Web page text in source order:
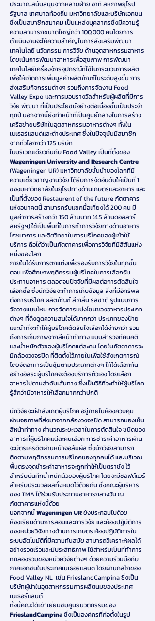
ประมาณสนับสนุนจากหลายฝ่าย อาทิ สหภาพยุโรป
รัฐบาล เทศบาลท้องถิ่น มหาวิทยาลัยและบริษัทเอกชน
ซึ่งเป็นสมาชิกสมาคม เป็นแหล่งบุคลากรซึ่งมีความรู้
ความสามารถขนาดใหญ่กว่า 100,000 คนโดยการ
ดำเนินงานจะให้ความสำคัญในการส่งเสริมพัฒนา
เทคโนโลยี นวัตกรรม การวิจัย ด้านอุตสาหกรรมอาหาร
โดยเน้นการพัฒนาอาหารเพื่อสุขภาพ การพัฒนา
เทคโนโลยีเครื่องจักรอุปกรณ์ที่ใช้ในกระบวนการผลิต
เพื่อให้เกิดการเพิ่มมูลค่าผลิตภัณฑ์ในระดับสูงขึ้น การ
ส่งเสริมกิจกรรมต่างๆ รวมถึงการจัดงาน Food
Valley Expo และการมอบรางวัลสำหรับผู้ผลิตที่มีการ
วิจัย พัฒนา ที่เป็นประโยชน์อย่างต่อเนื่องขึ้นเป็นประจำ
ทุกปี นอกจากนี้ยังทำหน้าที่เป็นศูนย์กลางในการสร้าง
เครือข่ายบริษัทในอุตสาหกรรมอาหารต่างๆ ทั้งใน
เนเธอร์แลนด์และต่างประเทศ ซึ่งในปัจจุบันมีสมาชิก
จากทั่วโลกกว่า 125 บริษัท
ในบริเวณเดียวกันกับ Food Valley เป็นที่ตั้งของ
Wageningen University and Research Centre
(Wageningen UR) มหาวิทยาลัยชั้นนำของโลกที่มี
ความเชี่ยวชาญงานวิจัย ได้รับการจัดอันดับให้เป็นที่ 1
ของมหาวิทยาลัยในยุโรปทางด้านเกษตรและอาหาร และ
เป็นที่ตั้งของ Restaurent of the future ภัตตาคาร
แห่งอนาคตนี้ สามารถรับแขกมื้อเที่ยงได้ 200 คน มี
มูลค่าการสร้างกว่า 150 ล้านบาท (4.5 ล้านดอลลาร์
สหรัฐฯ) ใช้เป็นพื้นที่ในการทำการวิจัยทางด้านอาหาร
โภชนาการ และจิตวิทยาในการบริโภคของผู้เข้าใช้
บริการ ถือได้ว่าเป็นภัตตาคารเพื่อการวิจัยที่มีสีสันแห่ง
หนึ่งของโลก
ภายในได้รับการตกแต่งเพื่อรองรับการวิจัยในทุกขั้น
ตอน เพื่อศึกษาพฤติกรรมผู้บริโภคในการเลือกรับ
ประทานอาหาร ตลอดจนปัจจัยที่มีผลต่อการตัดสินใจ
เลือกซื้อ ซึ่งนักวิจัยจะทำการเก็บข้อมูล สิ่งที่มีอิทธิพล
ต่อการบริโภค ผลิตภัณฑ์ สี กลิ่น รสชาติ รูปแบบการ
จัดวางแบบไหน การจัดการแบ่งโซนของอาหารประเภท
ต่างๆ ที่ดึงดูดความสนใจได้มากกว่า ประเภทของป้าย
แนะนำที่จะทำให้ผู้บริโภคตัดสินใจเลือกได้ง่ายกว่า รวม
ถึงการเก็บภาพจากสีหน้าท่าทาง แบบสำรวจทัศนคติ
และน้ำหนักตัวของผู้บริโภคแต่ละคน โดยในภัตตาคารจะ
มีกล้องวงจรปิด ที่ติดตั้งไว้ภายในเพื่อใช้สังเกตการณ์
โดยจัดอาหารเป็นซุ้มตามประเภทต่างๆ ให้ได้เลือกกัน
อย่างอิสระ ผู้บริโภคจะต้องบริการตัวเอง โดยเลือก
อาหารไปตามลำดับเส้นทาง ซึ่งเป็นวิธีที่จะทำให้ผู้บริโภค
รู้สึกว่ามีอาหารให้เลือกมากกว่าปกติ
นักวิจัยจะเฝ้าสังเกตผู้บริโภค อยู่ภายในห้องควบคุม
ผ่านจอภาพที่ส่งมาจากกล้องวงจรปิด สามารถมองเห็น
สีหน้าท่าทาง คำนวณระยะเวลาในการตัดสินใจ ชนิดของ
อาหารที่ผู้บริโภคแต่ละคนเลือก การชำระค่าอาหารผ่าน
จะบัตรเครดิตผ่านหน้าจอสัมผัส ซึ่งนักวิจัยสามารถ
ติดตามพฤติกรรมการบริโภคของทุกคนได้ และบริเวณ
พื้นตรงจุดชำระค่าอาหารจะถูกทำให้เป็นตราชั่ง ไว้
สำหรับบันทึกน้ำหนักตัวของผู้บริโภค โดยจะมีซอฟต์แวร์
สำหรับประมวลผลทั้งหมดไว้ด้วยกัน ซึ่งคณะผู้บริหาร
ของ TMA ได้ร่วมรับประทานอาหารกลางวัน ณ
ภัตตาคารแห่งนี้ด้วย
นอกจากนี้Wageningen URยังประกอบไปด้วย
ห้องเรียนด้านการสอนและการวิจัย และห้องปฏิบัติการ
ของหน่วยวิจัยทางด้านการเกษตร ห้องปฏิบัติการใน
ระบบอัตโนมัติที่มีความทันสมัย สามารถวิเคราะห์ผลได้
อย่างรวดเร็วและมีประสิทธิภาพ ใช้สำหรับเป็นที่ทำการ
ทดลองรวมของหน่วยวิจัยต่างๆ ด้วยความร่วมมือกับ
ภาคเอกชนในประเทศเนเธอร์แลนด์ โดยผ่านกลไกของ
Food Valley NL เช่น FrieslandCampina ซึ่งเป็น
บริษัทผู้นำในอุตสาหกรรมการผลิตนมของประเทศ
เนเธอร์แลนด์
ทั้งนี้คณะได้เข้าเยี่ยมชมศูนย์นวัตกรรมของ
FrieslandCampinaซึ่งเป็นองค์กรที่ก่อตั้งในรูป